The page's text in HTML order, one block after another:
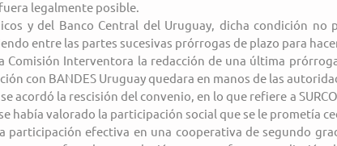
legalmente posible.
y del Banco Central del Uruguay, dicha condición no
entre las partes sucesivas prórrogas de plazo para
Comisión Interventora la redacción de una última
con BANDES Uruguay quedara en manos de las
acordó la rescisión del convenio, en lo que refiere a
había valorado la participación social que se le prometía
participación efectiva en una cooperativa de segundo